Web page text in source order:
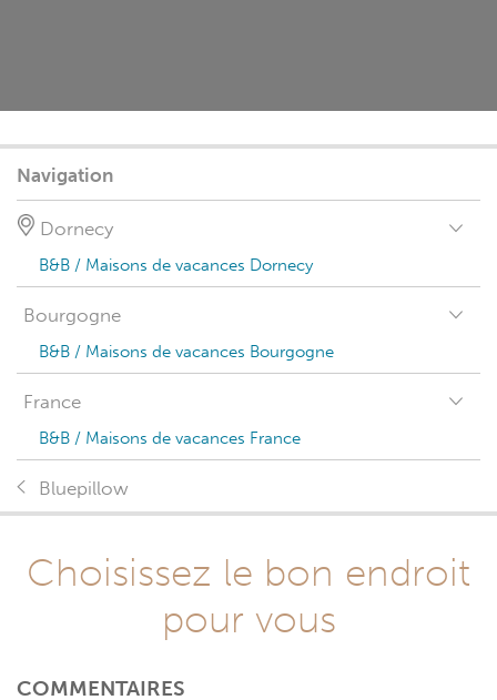
Navigation
Dornecy
B&B / Maisons de vacances Dornecy
Bourgogne
B&B / Maisons de vacances Bourgogne
France
B&B / Maisons de vacances France
Bluepillow
Choisissez le bon endroit
pour vous
COMMENTAIRES